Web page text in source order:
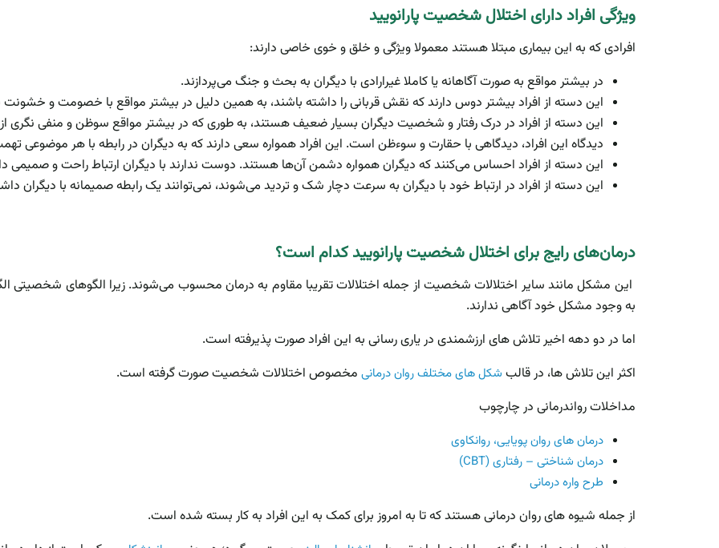
ویژگی افراد دارای اختلال شخصیت پارانویید
افرادی که به این بیماری مبتلا هستند معمولا ویژگی و خلق و خوی خاصی دارند:
در بیشتر مواقع به صورت آگاهانه یا کاملا غیرارادی با دیگران به بحث و جنگ می‌پردازند.
این دسته از افراد بیشتر دوس دارند که نقش قربانی را داشته باشند، به همین دلیل در بیشتر مواقع با خصومت و خشونت
این دسته از افراد در درک رفتار و شخصیت دیگران بسیار ضعیف هستند، به طوری که در بیشتر مواقع سوظن و منفی نگری از
دیدگاه این افراد، دیدگاهی با حقارت و سوءظن است. این افراد همواره سعی دارند که به دیگران در رابطه با هر موضوعی تهمت
این دسته از افراد احساس می‌کنند که دیگران همواره دشمن آن‌ها هستند. دوست ندارند با دیگران ارتباط راحت و صمیمی
این دسته از افراد در ارتباط خود با دیگران به سرعت دچار شک و تردید می‌شوند، نمی‌توانند یک رابطه صمیمانه با دیگران
درمان‌های رایج برای اختلال شخصیت پارانویید کدام است؟
این مشکل مانند سایر اختلالات شخصیت از جمله اختلالات تقریبا مقاوم به درمان محسوب می‌شوند. زیرا الگوهای شخصیتی
به وجود مشکل خود آگاهی ندارند.
اما در دو دهه اخیر تلاش های ارزشمندی در یاری رسانی به این افراد صورت پذیرفته است.
اکثر این تلاش ها، در قالب شکل های مختلف روان درمانی مخصوص اختلالات شخصیت صورت گرفته است.
مداخلات رواندرمانی در چارچوب
درمان های روان پویایی، روانکاوی
درمان شناختی – رفتاری (CBT)
طرح واره درمانی
از جمله شیوه های روان درمانی هستند که تا به امروز برای کمک به این افراد به کار بسته شده است.